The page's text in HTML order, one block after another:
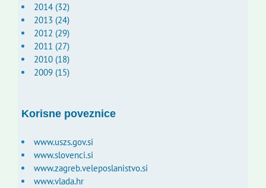
2014 (32)
2013 (24)
2012 (29)
2011 (27)
2010 (18)
2009 (15)
Korisne poveznice
www.uszs.gov.si
www.slovenci.si
www.zagreb.veleposlanistvo.si
www.vlada.hr